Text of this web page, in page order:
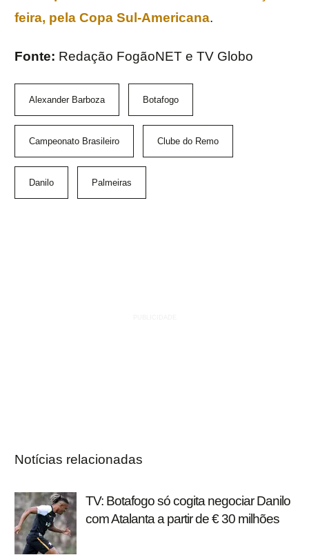
feira, pela Copa Sul-Americana.
Fonte: Redação FogãoNET e TV Globo
Alexander Barboza Botafogo
Campeonato Brasileiro Clube do Remo
Danilo Palmeiras
Notícias relacionadas
TV: Botafogo só cogita negociar Danilo
com Atalanta a partir de € 30 milhões